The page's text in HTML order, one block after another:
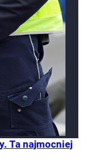
Ta najmocniej